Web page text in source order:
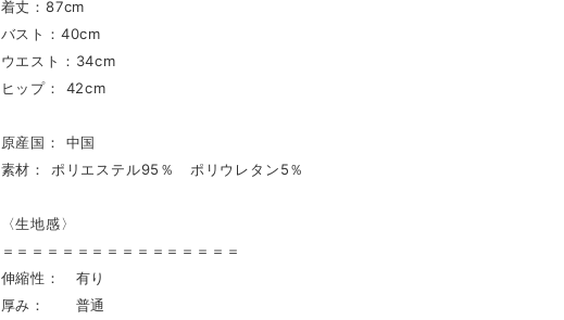
着丈：87cm
バスト：40cm
ウエスト：34cm
ヒップ： 42cm
原産国： 中国
素材： ポリエステル95％ ポリウレタン5％
〈生地感〉
＝＝＝＝＝＝＝＝＝＝＝＝＝＝＝＝
伸縮性： 有り
厚み： 普通